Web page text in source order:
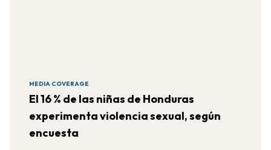
MEDIA COVERAGE
El 16 % de las niñas de Honduras
experimenta violencia sexual, según
encuesta